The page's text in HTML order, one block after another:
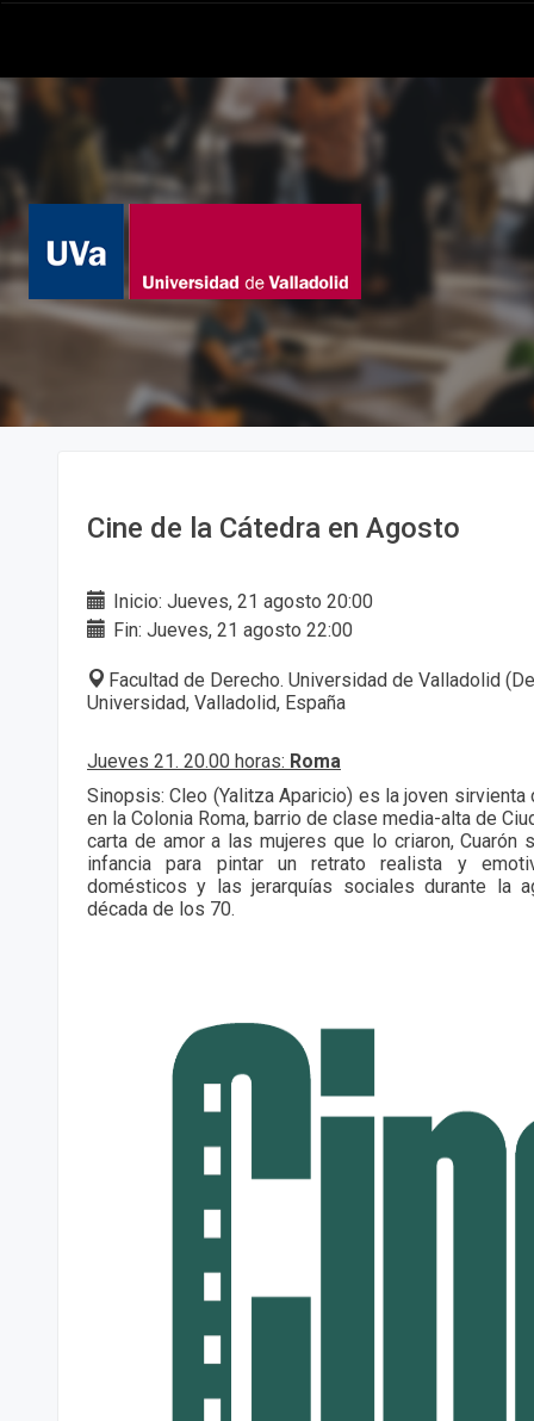
Cine de la Cátedra en Agosto
Inicio: Jueves, 21 agosto 20:00
Fin: Jueves, 21 agosto 22:00
Facultad de Derecho. Universidad de Valladolid
Universidad, Valladolid, España
Jueves 21. 20.00 horas: Roma
Sinopsis: Cleo (Yalitza Aparicio) es la joven sirvienta
en la Colonia Roma, barrio de clase media-alta de
carta de amor a las mujeres que lo criaron, Cuarón
infancia para pintar un retrato realista y
domésticos y las jerarquías sociales durante la
década de los 70.